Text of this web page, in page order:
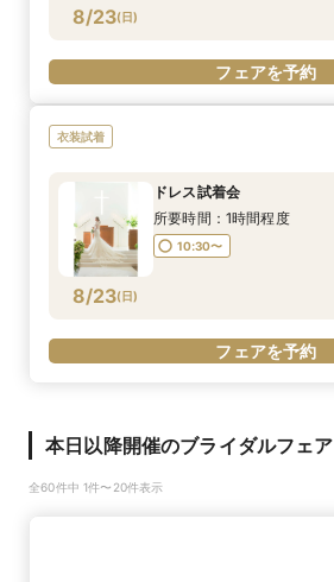
8/23(日)
フェアを予約
衣装試着
8/23(日)
ドレス試着会
所要時間：1時間程度
10:30〜
フェアを予約
本日以降開催のブライダルフェア
全60件中 1件〜20件表示